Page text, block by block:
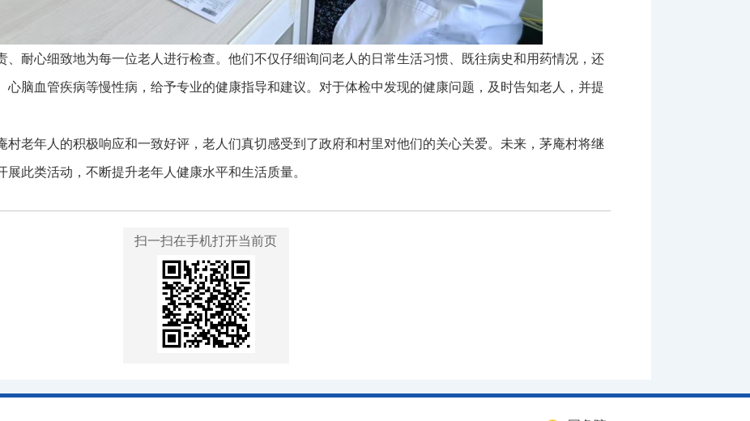
、耐心细致地为每一位老人进行检查。他们不仅仔细询问老人的日常生活习惯、既往病史和用药情况，还
心脑血管疾病等慢性病，给予专业的健康指导和建议。对于体检中发现的健康问题，及时告知老人，并提
村老年人的积极响应和一致好评，老人们真切感受到了政府和村里对他们的关心关爱。未来，茅庵村将继
此类活动，不断提升老年人健康水平和生活质量。
扫一扫在手机打开当前页